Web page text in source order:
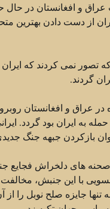
و افغانستان در
از دست دادن بهترین
که تصور نمی کردند که
گردند.
عراق و افغانستان
به ایران بود گردد.
بازکردن جبهه جنگ جدیدی
های دلخراش فجایع
با این جنبش،
جایزه صلح نوبل را